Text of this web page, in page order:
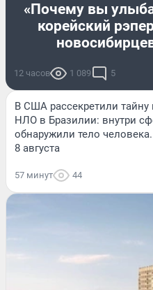
«Почему вы
корейский
12 часов 1 089 5
В США рассекретили тайну
НЛО в Бразилии: внутри
обнаружили тело
8 августа
57 минут 44